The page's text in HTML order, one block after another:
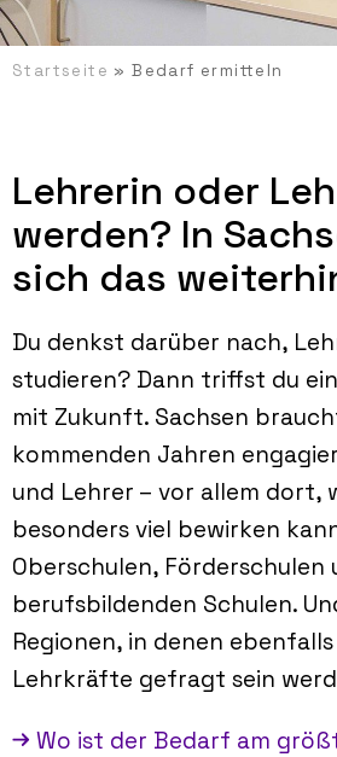
Startseite »Bedarf ermitteln
Lehrerin oder
werden? In
sich das
Du denkst darüber nach,
studieren? Dann triffst du
mit Zukunft. Sachsen
kommenden Jahren
und Lehrer – vor allem dort,
besonders viel bewirken
Oberschulen, Förderschulen
berufsbildenden Schulen.
Regionen, in denen
Lehrkräfte gefragt sein
Wo ist der Bedarf am